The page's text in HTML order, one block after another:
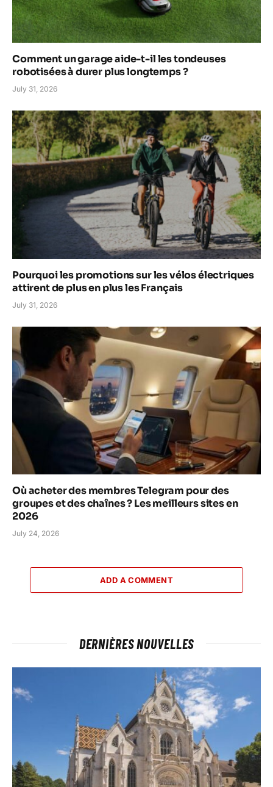
Comment un garage aide-t-il les tondeuses
robotisées à durer plus longtemps ?
July 31, 2026
Pourquoi les promotions sur les vélos électriques
attirent de plus en plus les Français
July 31, 2026
Où acheter des membres Telegram pour des
groupes et des chaînes ? Les meilleurs sites en
2026
July 24, 2026
ADD A COMMENT
DERNIÈRES NOUVELLES